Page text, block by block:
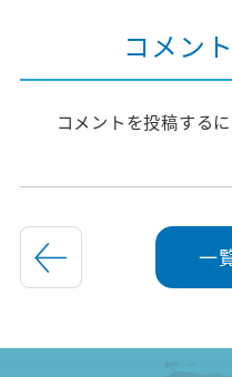
コメン
コメントを投稿する
一